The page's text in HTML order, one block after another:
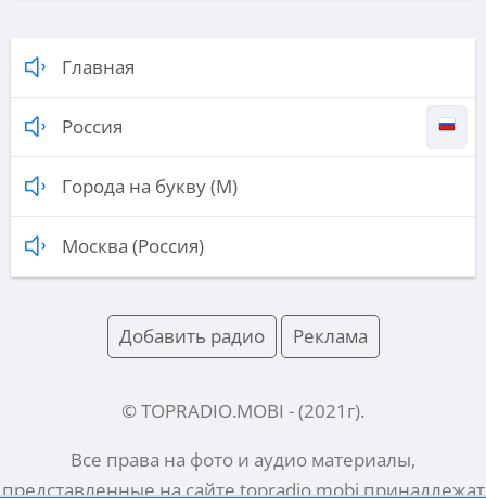
Главная
Россия
Города на букву (М)
Москва (Россия)
Добавить радио Реклама
© TOPRADIO.MOBI - (2021 г).
Все права на фото и аудио материалы,
представленные на сайтеtopradio.mobiпринадлежат